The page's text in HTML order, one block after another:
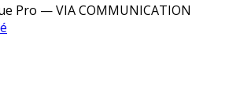
Pro — VIA COMMUNICATION